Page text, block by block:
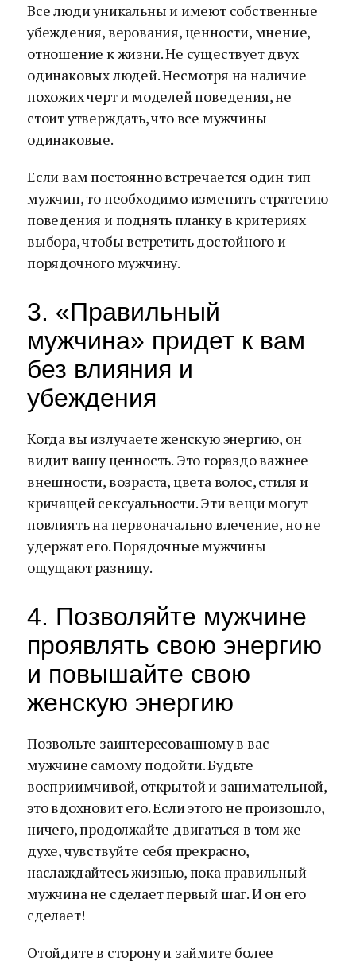
Все люди уникальны и имеют собственные
убеждения, верования, ценности, мнение,
отношение к жизни. Не существует двух
одинаковых людей. Несмотря на наличие
похожих черт и моделей поведения, не
стоит утверждать, что все мужчины
одинаковые.
Если вам постоянно встречается один тип
мужчин, то необходимо изменить стратегию
поведения и поднять планку в критериях
выбора, чтобы встретить достойного и
порядочного мужчину.
3. «Правильный
мужчина» придет к вам
без влияния и
убеждения
Когда вы излучаете женскую энергию, он
видит вашу ценность. Это гораздо важнее
внешности, возраста, цвета волос, стиля и
кричащей сексуальности. Эти вещи могут
повлиять на первоначально влечение, но не
удержат его. Порядочные мужчины
ощущают разницу.
4. Позволяйте мужчине
проявлять свою энергию
и повышайте свою
женскую энергию
Позвольте заинтересованному в вас
мужчине самому подойти. Будьте
восприимчивой, открытой и занимательной,
это вдохновит его. Если этого не произошло,
ничего, продолжайте двигаться в том же
духе, чувствуйте себя прекрасно,
наслаждайтесь жизнью, пока правильный
мужчина не сделает первый шаг. И он его
сделает!
Отойдите в сторону и займите более